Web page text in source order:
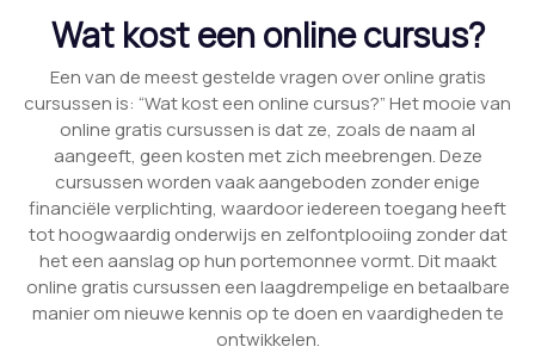
Wat kost een online cursus?
Een van de meest gestelde vragen over online gratis
cursussen is: “Wat kost een online cursus?” Het mooie van
online gratis cursussen is dat ze, zoals de naam al
aangeeft, geen kosten met zich meebrengen. Deze
cursussen worden vaak aangeboden zonder enige
financiële verplichting, waardoor iedereen toegang heeft
tot hoogwaardig onderwijs en zelfontplooiing zonder dat
het een aanslag op hun portemonnee vormt. Dit maakt
online gratis cursussen een laagdrempelige en betaalbare
manier om nieuwe kennis op te doen en vaardigheden te
ontwikkelen.